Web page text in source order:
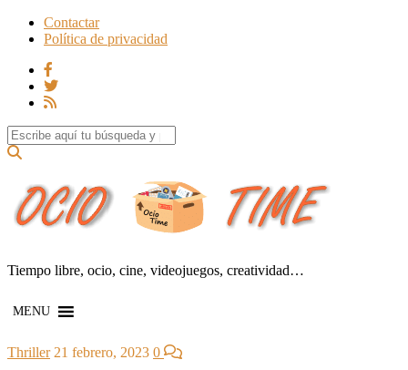
Contactar
Política de privacidad
Search for:
Tiempo libre, ocio, cine, videojuegos, creatividad…
MENU
Thriller 21 febrero, 2023 0